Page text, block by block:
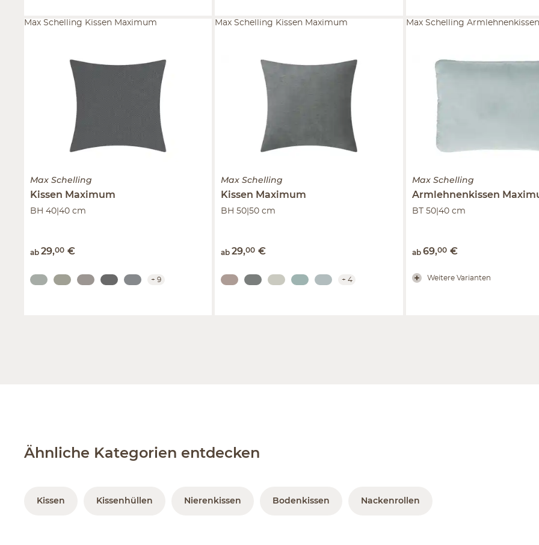
Max Schelling
Kissen Maximum
BH 40|40 cm
ab 29,00 €
Max Schelling Kissen Maximum
+9
Max Schelling
Kissen Maximum
BH 50|50 cm
ab 29,00 €
Max Schelling Kissen Maximum
+ 4
Max Schelling
Armlehnenkissen
BT 50|40 cm
ab 69,00 €
Max Schelling
Weitere Varianten
Ähnliche Kategorien entdecken
Kissen Kissenhüllen Nierenkissen Bodenkissen Nackenrollen